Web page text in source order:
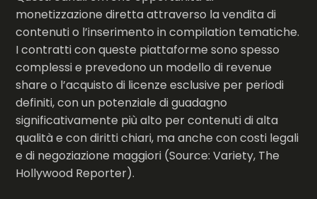
monetizzazione diretta attraverso la vendita di
contenuti o l’inserimento in compilation tematiche.
I contratti con queste piattaforme sono spesso
complessi e prevedono un modello di revenue
share o l’acquisto di licenze esclusive per periodi
definiti, con un potenziale di guadagno
significativamente più alto per contenuti di alta
qualità e con diritti chiari, ma anche con costi legali
e di negoziazione maggiori (Source: Variety, The
Hollywood Reporter).